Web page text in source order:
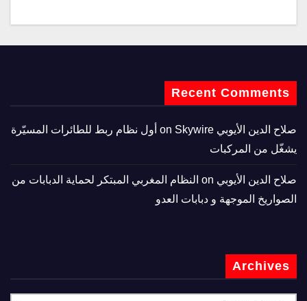
Recent Comments
صلاح الدين الأيوبي
Skywire أول نظام ربط للطائرات المسيّرة
يشغّل من المركبات
صلاح الدين الأيوبي
النظام المغربي المبتكر لحماية الدبابات من
الصواريخ الموجهة و دبابات العدو
Archives